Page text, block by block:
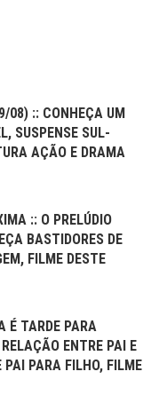
08) :: CONHEÇA UM
SUSPENSE SUL-
AÇÃO E DRAMA
:: O PRELÚDIO
BASTIDORES DE
FILME DESTE
É TARDE PARA
ENTRE PAI E
PAI PARA FILHO, FILME